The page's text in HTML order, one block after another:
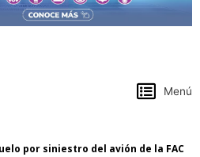
Menú
por siniestro del avión de la FAC